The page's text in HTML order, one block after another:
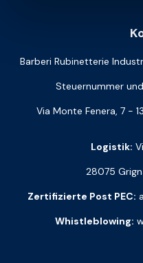
Barberi Rubinetterie
Steuernummer
Via Monte Fenera, 7 -
Logistik:
28075
Zertifizierte Post PEC:
Whistleblowing: